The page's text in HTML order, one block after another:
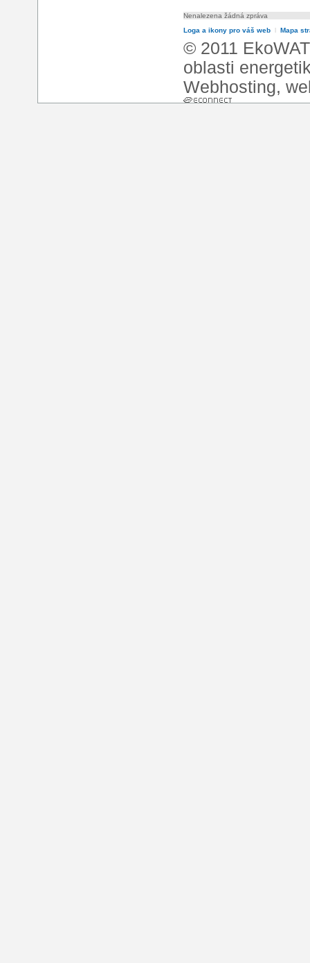
Nenalezena žádná zpráva
Loga a ikony pro váš web l Mapa
© 2011
oblasti
Webhosting,